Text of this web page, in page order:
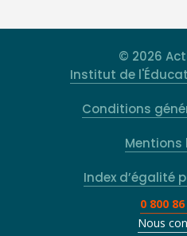
© 2026
Institut de
Conditions
Mentions
Index d’égalité
0 800
Nous